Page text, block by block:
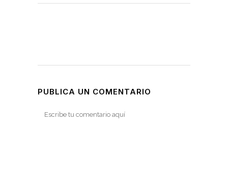
PUBLICA UN COMENTARIO